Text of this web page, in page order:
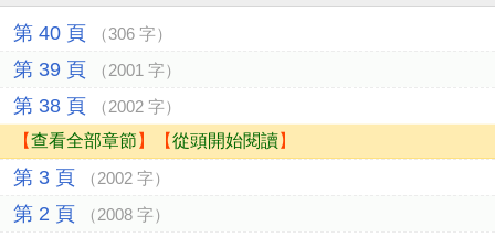
第 40 頁 （306 字）
第 39 頁 （2001 字）
第 38 頁 （2002 字）
【查看全部章節 】【從頭開始閱讀】
第 3 頁 （2002 字）
第 2 頁 （2008 字）